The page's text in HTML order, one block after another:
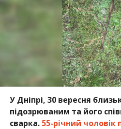
У Дніпрі, 30 вересня
підозрюваним та його
сварка. 55-річний чоловік